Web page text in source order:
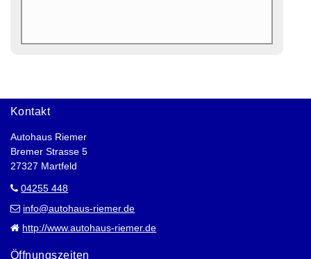
Kontakt
Autohaus Riemer
Bremer Strasse 5
27327 Martfeld
04255 448
info@autohaus-riemer.de
http://www.autohaus-riemer.de
Öffnungszeiten